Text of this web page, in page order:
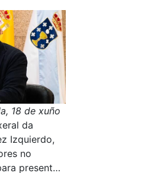
18 de xuño
da
Izquierdo,
no
presentar